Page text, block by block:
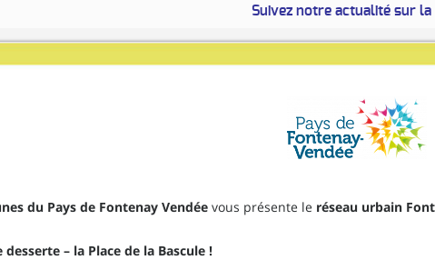
Suivez notre actualité sur la page
du Pays de Fontenay Vendée vous présente le réseau urbain
desserte – la Place de la Bascule !